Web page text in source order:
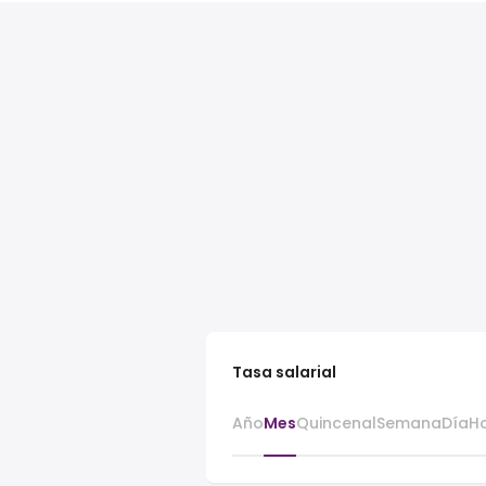
Tasa salarial
AñoMesQuincenalSemanaDía